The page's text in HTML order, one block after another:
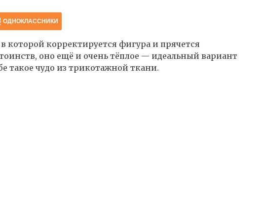
ОДНОКЛАССНИКИ
которой корректируется фигура и прячется
оно ещё и очень тёплое — идеальный вариант
такое чудо из трикотажной ткани.